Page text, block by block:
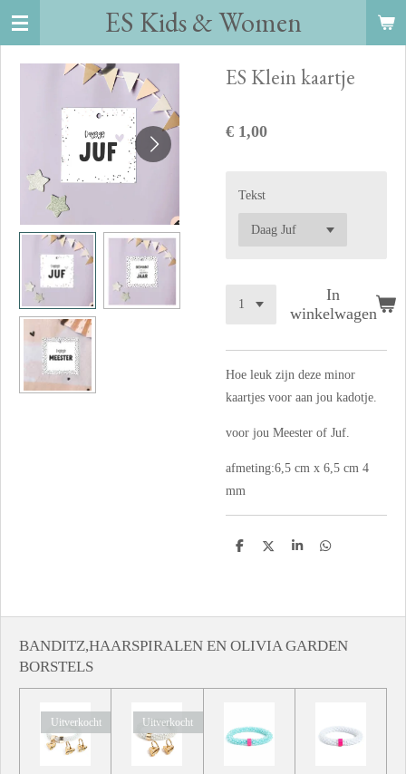
Ga
naar
hoofdinhoud
ES Kids&Women
ES Klein kaartje
€ 1,00
Tekst
In
winkelwagen
Hoe leuk zijn deze minor
kaartjes voor aan jou kadotje.
voor jou Meester of Juf.
afmeting:6,5 cm x 6,5 cm 4
mm
D
D
S
D
BANDITZ,HAARSPIRALEN EN OLIVIA GARDEN
BORSTELS
Uitverkocht Uitverkocht